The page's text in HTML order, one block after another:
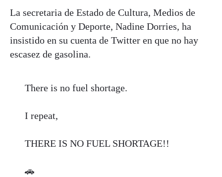
La secretaria de Estado de Cultura, Medios de
Comunicación y Deporte, Nadine Dorries, ha
insistido en su cuenta de Twitter en que no hay
escasez de gasolina.
There is no fuel shortage.
I repeat,
THERE IS NO FUEL SHORTAGE!!
🚗